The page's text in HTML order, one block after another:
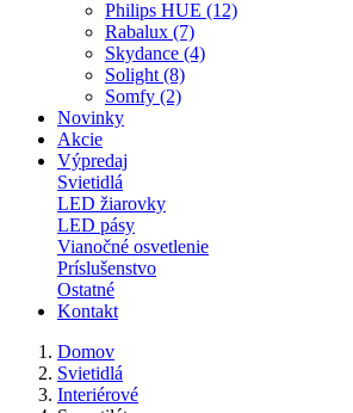
Philips HUE (12)
Rabalux (7)
Skydance (4)
Solight (8)
Somfy (2)
Novinky
Akcie
Výpredaj
Svietidlá
LED žiarovky
LED pásy
Vianočné osvetlenie
Príslušenstvo
Ostatné
Kontakt
Domov
Svietidlá
Interiérové